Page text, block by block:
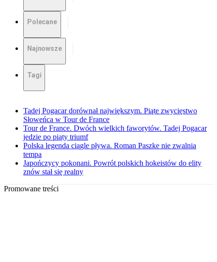
Polecane
Najnowsze
Tagi
Tadej Pogacar dorównał największym. Piąte zwycięstwo
Słoweńca w Tour de France
Tour de France. Dwóch wielkich faworytów. Tadej Pogacar
jedzie po piąty triumf
Polska legenda ciągle pływa. Roman Paszke nie zwalnia
tempa
Japończycy pokonani. Powrót polskich hokeistów do elity
znów stał się realny
Promowane treści